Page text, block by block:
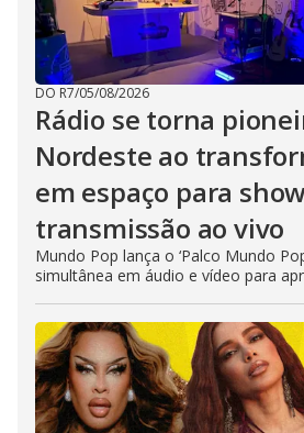
DO R7/05/08/2026
Rádio se torna
Nordeste ao
em espaço para
transmissão ao vivo
Mundo Pop lança o ‘Palco Mundo
simultânea em áudio e vídeo para